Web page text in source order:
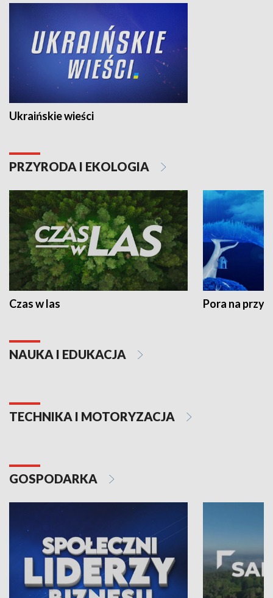
Ukraińskie wieści
PRZYRODA I EKOLOGIA
Czas w las Pora na
NAUKA I EDUKACJA
TECHNIKA I MOTORYZACJA
GOSPODARKA